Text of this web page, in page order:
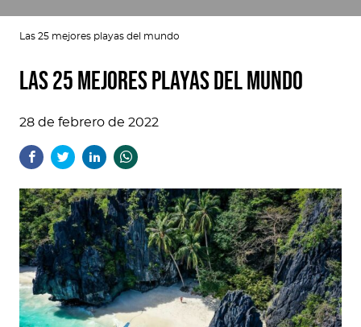
Las 25 mejores playas del mundo
Las 25 mejores playas del mundo
28 de febrero de 2022